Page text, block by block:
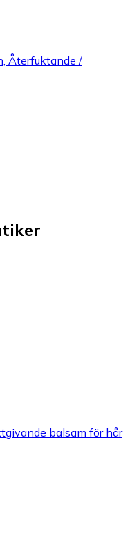
Återfuktande /
balsam för hår